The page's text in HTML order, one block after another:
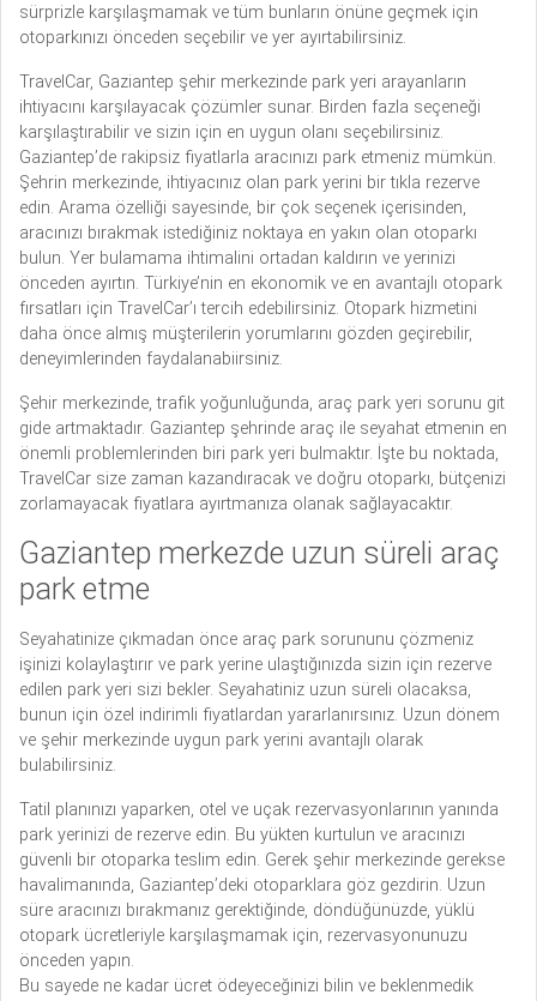
sürprizle karşılaşmamak ve tüm bunların önüne geçmek için
otoparkınızı önceden seçebilir ve yer ayırtabilirsiniz.
TravelCar, Gaziantep şehir merkezinde park yeri arayanların
ihtiyacını karşılayacak çözümler sunar. Birden fazla seçeneği
karşılaştırabilir ve sizin için en uygun olanı seçebilirsiniz.
Gaziantep’de rakipsiz fiyatlarla aracınızı park etmeniz mümkün.
Şehrin merkezinde, ihtiyacınız olan park yerini bir tıkla rezerve
edin. Arama özelliği sayesinde, bir çok seçenek içerisinden,
aracınızı bırakmak istediğiniz noktaya en yakın olan otoparkı
bulun. Yer bulamama ihtimalini ortadan kaldırın ve yerinizi
önceden ayırtın. Türkiye’nin en ekonomik ve en avantajlı otopark
fırsatları için TravelCar’ı tercih edebilirsiniz. Otopark hizmetini
daha önce almış müşterilerin yorumlarını gözden geçirebilir,
deneyimlerinden faydalanabiirsiniz.
Şehir merkezinde, trafik yoğunluğunda, araç park yeri sorunu git
gide artmaktadır. Gaziantep şehrinde araç ile seyahat etmenin en
önemli problemlerinden biri park yeri bulmaktır. İşte bu noktada,
TravelCar size zaman kazandıracak ve doğru otoparkı, bütçenizi
zorlamayacak fiyatlara ayırtmanıza olanak sağlayacaktır.
Gaziantep merkezde uzun süreli araç
park etme
Seyahatinize çıkmadan önce araç park sorununu çözmeniz
işinizi kolaylaştırır ve park yerine ulaştığınızda sizin için rezerve
edilen park yeri sizi bekler. Seyahatiniz uzun süreli olacaksa,
bunun için özel indirimli fiyatlardan yararlanırsınız. Uzun dönem
ve şehir merkezinde uygun park yerini avantajlı olarak
bulabilirsiniz.
Tatil planınızı yaparken, otel ve uçak rezervasyonlarının yanında
park yerinizi de rezerve edin. Bu yükten kurtulun ve aracınızı
güvenli bir otoparka teslim edin. Gerek şehir merkezinde gerekse
havalimanında, Gaziantep’deki otoparklara göz gezdirin. Uzun
süre aracınızı bırakmanız gerektiğinde, döndüğünüzde, yüklü
otopark ücretleriyle karşılaşmamak için, rezervasyonunuzu
önceden yapın.
Bu sayede ne kadar ücret ödeyeceğinizi bilin ve beklenmedik